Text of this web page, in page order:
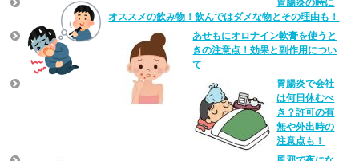
オススメの飲み物！飲んではダメな物とその理由も！
あせもにオロナイン軟膏を使うと
きの注意点！効果と副作用につい
て
胃腸炎で会社
は何日休むべ
き？許可の有
無や外出時の
注意点も！